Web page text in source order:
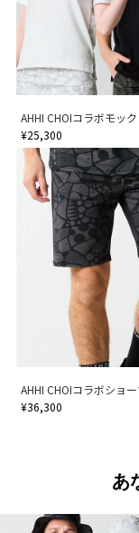
AHHI CHOIコラボモック
¥25,300
AHHI CHOIコラボショ
¥36,300
あ